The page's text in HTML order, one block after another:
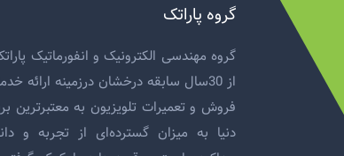
گروه پاراتک
گروه مهندسی الکترونیک و انفورماتیک
از 30سال سابقه درخشان درزمینه ارائه
فروش وتعمیرات تلویزیون به معتبرترین
دنیا به میزان گسترده‌ای از تجربه و